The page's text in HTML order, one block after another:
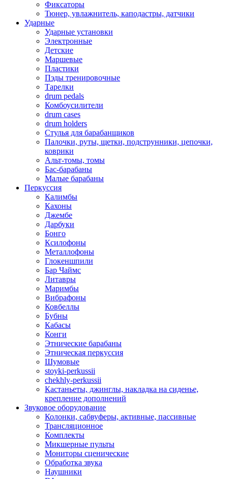
Фиксаторы
Тюнер, увлажнитель, каподастры, датчики
Ударные
Ударные установки
Электронные
Детские
Маршевые
Пластики
Пэды тренировочные
Тарелки
drum pedals
Комбоусилители
drum cases
drum holders
Стулья для барабанщиков
Палочки, руты, щетки, подструнники, цепочки,
коврики
Альт-томы, томы
Бас-барабаны
Малые барабаны
Перкуссия
Калимбы
Кахоны
Джембе
Дарбуки
Бонго
Ксилофоны
Металлофоны
Глокеншпили
Бар Чаймс
Литавры
Маримбы
Вибрафоны
Ковбеллы
Бубны
Кабасы
Конги
Этнические барабаны
Этническая перкуссия
Шумовые
stoyki-perkussii
chekhly-perkussii
Кастаньеты, джинглы, накладка на сиденье,
крепление дополнений
Звуковое оборудование
Колонки, сабвуферы, активные, пассивные
Трансляционное
Комплекты
Микшерные пульты
Мониторы сценические
Обработка звука
Наушники